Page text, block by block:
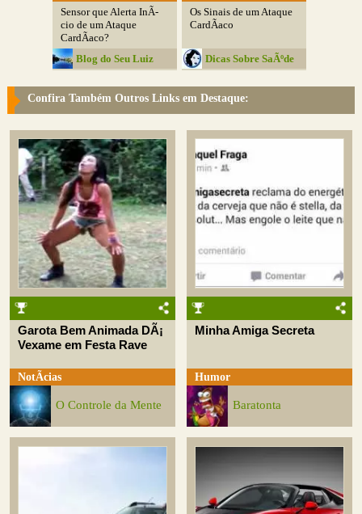
Sensor que Alerta InÃ­
cio de um Ataque
CardÃ­aco?
Blog do Seu Luiz
Os Sinais de um Ataque
CardÃ­aco
Dicas Sobre SaÃºde
Confira Também Outros Links em Destaque:
Garota Bem Animada DÃ¡
Vexame em Festa Rave
NotÃ­cias
O Controle da Mente
Minha Amiga Secreta
Humor
Baratonta